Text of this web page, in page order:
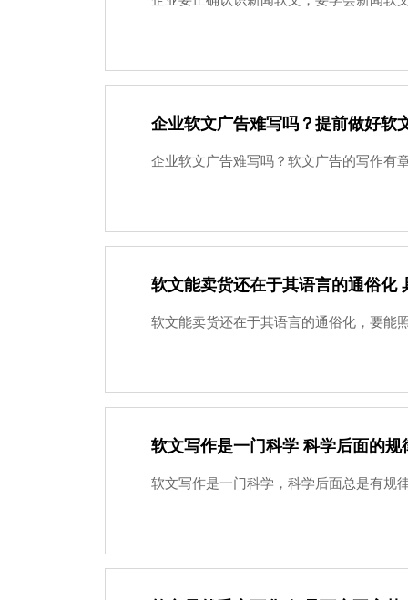
企业软文广告难写吗？提前做好软
企业软文广告难写吗？软文广告的写作有
软文能卖货还在于其语言的通俗化
软文能卖货还在于其语言的通俗化，要能
软文写作是一门科学 科学后面的规
软文写作是一门科学，科学后面总是有规